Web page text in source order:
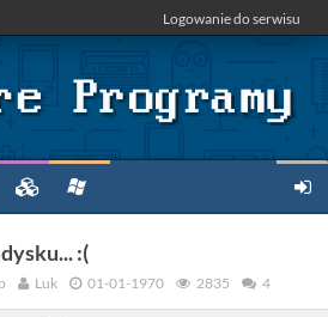
Logowanie do serwisu
:(
Luk 01-01-1970 2835 4